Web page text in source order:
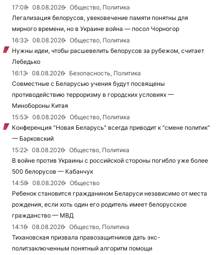
17:08
08.08.2026
Общество, Политика
Легализация белорусов, увековечение памяти понятны для
мирного времени, но в Украине война — посол Чорногор
16:32
08.08.2026
Общество, Политика
Нужны идеи, чтобы расшевелить белорусов за рубежом, считает
Лебедько
16:13
08.08.2026
Безопасность, Политика
Совместные с Беларусью учения будут посвящены
противодействию терроризму в городских условиях —
Минобороны Китая
15:53
08.08.2026
Общество, Политика
Конференция "Новая Беларусь" всегда приводит к "смене политик"
— Барковский
15:22
08.08.2026
Общество, Политика
В войне против Украины с российской стороны погибло уже более
500 белорусов — Кабанчук
14:58
08.08.2026
Общество
Ребенок становится гражданином Беларуси независимо от места
рождения, если хоть один его родитель имеет белорусское
гражданство — МВД
14:16
08.08.2026
Общество, Политика
Тихановская призвала правозащитников дать экс-
политзаключенным понятный алгоритм помощи